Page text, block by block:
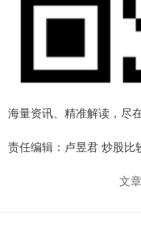
海量资讯、精准解读，尽
责任编辑：卢昱君 炒股比
文